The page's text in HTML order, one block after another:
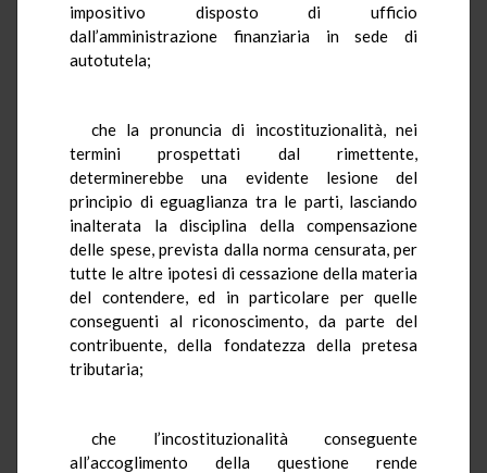
impositivo disposto di ufficio
dall’amministrazione finanziaria in sede di
autotutela;
che la pronuncia di incostituzionalità, nei
termini prospettati dal rimettente,
determinerebbe una evidente lesione del
principio di eguaglianza tra le parti, lasciando
inalterata la disciplina della compensazione
delle spese, prevista dalla norma censurata, per
tutte le altre ipotesi di cessazione della materia
del contendere, ed in particolare per quelle
conseguenti al riconoscimento, da parte del
contribuente, della fondatezza della pretesa
tributaria;
che l’incostituzionalità conseguente
all’accoglimento della questione rende